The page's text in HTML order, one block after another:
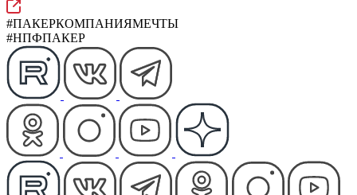
#ПАКЕРКОМПАНИЯМЕЧТЫ
#НПФПАКЕР